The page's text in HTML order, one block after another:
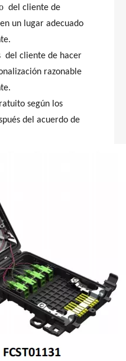
del cliente de
un lugar adecuado
del cliente de hacer
razonable
según los
del acuerdo de